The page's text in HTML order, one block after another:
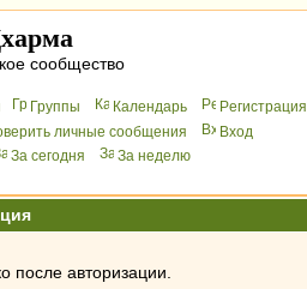
сообщество
Группы Календарь
Peгиcтрaция
личные сообщения
Вхoд
За сегодня
За неделю
после авторизации.